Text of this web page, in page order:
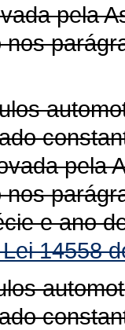
pela
pela
e ano
14558